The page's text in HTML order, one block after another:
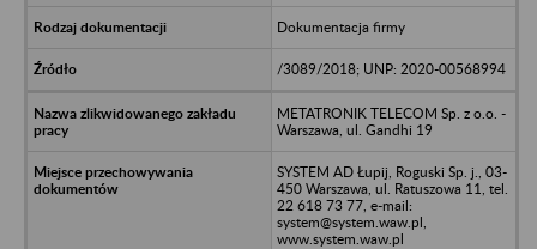
Dokumentacja firmy
/3089/2018; UNP: 2020-00568994
METATRONIK TELECOM Sp. z o.o. -
Warszawa, ul. Gandhi 19
SYSTEM AD Łupij, Roguski Sp. j., 03-
450 Warszawa, ul. Ratuszowa 11, tel.
22 618 73 77, e-mail:
system@system.waw.pl,
www.system.waw.pl